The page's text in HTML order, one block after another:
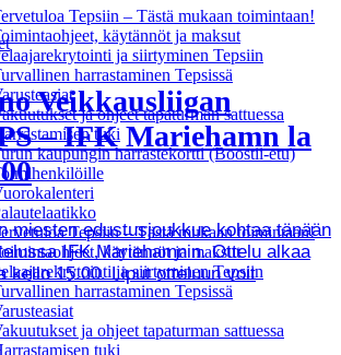
Tepsiin – Tästä mukaan toimintaan!
käytännöt ja maksut
ja siirtyminen Tepsiin
harrastaminen Tepsissä
ja ohjeet tapaturman sattuessa
tuki
kaupungin harrastekortti (Boostii-etu)
Tepsiin – Tästä mukaan toimintaan!
käytännöt ja maksut
ja siirtyminen Tepsiin
harrastaminen Tepsissä
ja ohjeet tapaturman sattuessa
tuki
Veikkausliigan
– IFK Mariehamn la
miesten edustusjoukkue kohtaa tänään
IFK Mariehamnin. Ottelu alkaa
kello 15.00. Liput otteluun voit